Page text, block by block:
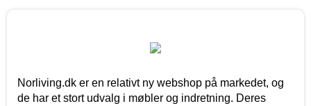
Norliving.dk er en relativt ny webshop på markedet, og
de har et stort udvalg i møbler og indretning. Deres